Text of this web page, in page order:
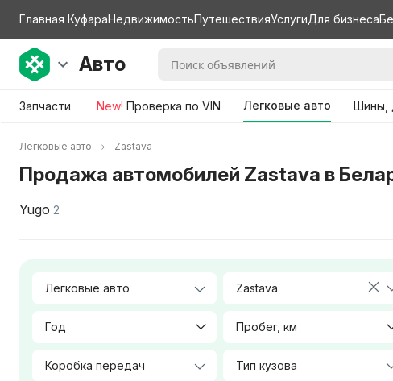
Главная КуфараНедвижимостьПутешествияУслугиДля бизнеса
Авто
Запчасти New! Проверка по VIN Легковые авто Шины,
Легковые авто Zastava
Продажа автомобилей Zastava в
Yugo 2
Zastava
Год Пробег, км
Тип кузова